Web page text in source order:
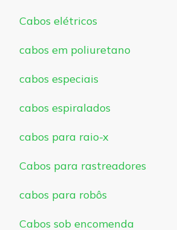
Cabos elétricos
cabos em poliuretano
cabos especiais
cabos espiralados
cabos para raio-x
Cabos para rastreadores
cabos para robôs
Cabos sob encomenda